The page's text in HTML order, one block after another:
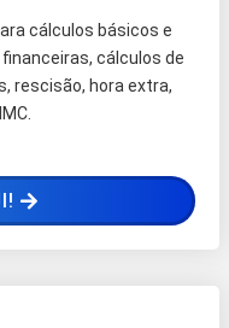
cálculos básicos e
cálculos de
rescisão, hora extra,